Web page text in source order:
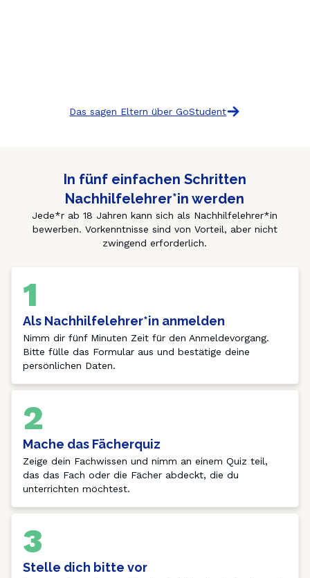
Das sagen Eltern über GoStudent
In fünf einfachen Schritten
Nachhilfelehrer*in werden
Jede*r ab 18 Jahren kann sich als Nachhilfelehrer*in
bewerben. Vorkenntnisse sind von Vorteil, aber nicht
zwingend erforderlich.
1
Als Nachhilfelehrer*in anmelden
Nimm dir fünf Minuten Zeit für den Anmeldevorgang.
Bitte fülle das Formular aus und bestätige deine
persönlichen Daten.
2
Mache das Fächerquiz
Zeige dein Fachwissen und nimm an einem Quiz teil,
das das Fach oder die Fächer abdeckt, die du
unterrichten möchtest.
3
Stelle dich bitte vor